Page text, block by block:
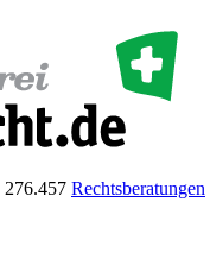
276.457 Rechtsberatungen